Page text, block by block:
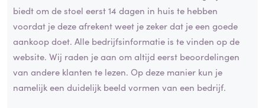
biedt om de stoel eerst 14 dagen in huis te hebben
voordat je deze afrekent weet je zeker dat je een goede
aankoop doet. Alle bedrijfsinformatie is te vinden op de
website. Wij raden je aan om altijd eerst beoordelingen
van andere klanten te lezen. Op deze manier kun je
namelijk een duidelijk beeld vormen van een bedrijf.